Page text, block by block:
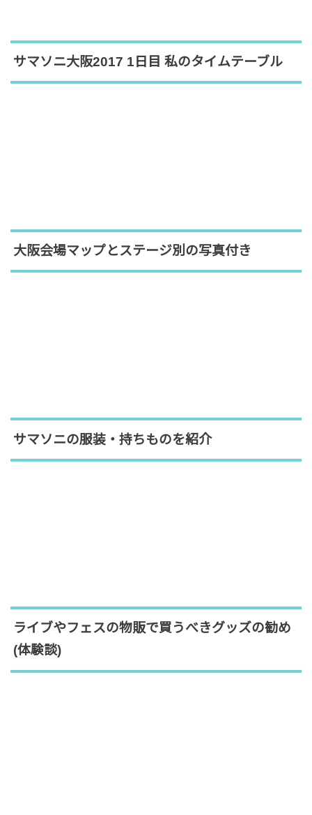
サマソニ大阪2017 1日目 私のタイムテーブル
大阪会場マップとステージ別の写真付き
サマソニの服装・持ちものを紹介
ライブやフェスの物販で買うべきグッズの勧め
(体験談)